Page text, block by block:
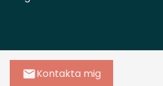
Kontakta mig